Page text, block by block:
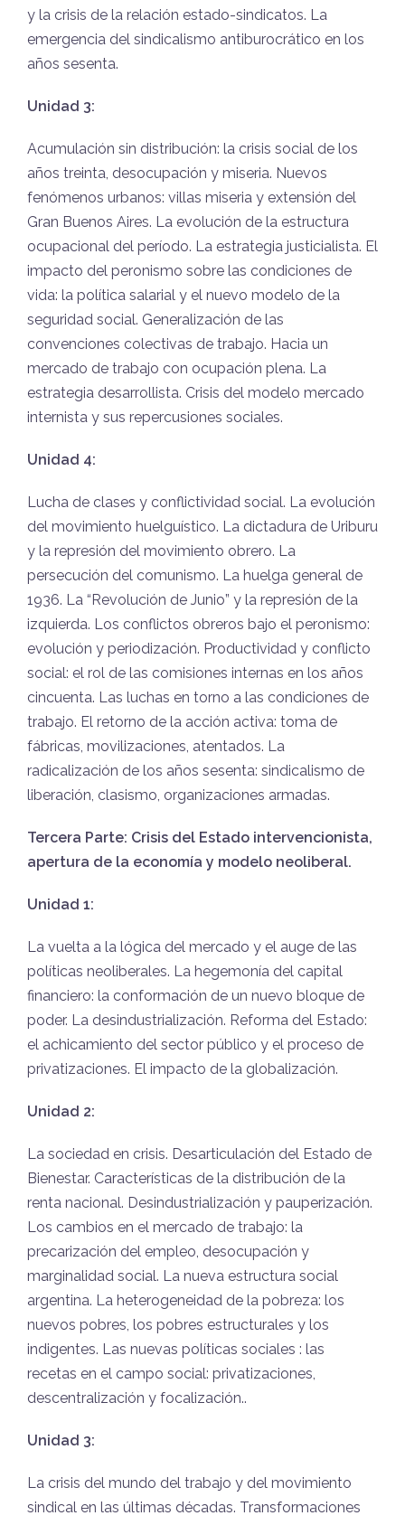
y la crisis de la relación estado-sindicatos. La
emergencia del sindicalismo antiburocrático en los
años sesenta.
Unidad 3:
Acumulación sin distribución: la crisis social de los
años treinta, desocupación y miseria. Nuevos
fenómenos urbanos: villas miseria y extensión del
Gran Buenos Aires. La evolución de la estructura
ocupacional del período. La estrategia justicialista. El
impacto del peronismo sobre las condiciones de
vida: la política salarial y el nuevo modelo de la
seguridad social. Generalización de las
convenciones colectivas de trabajo. Hacia un
mercado de trabajo con ocupación plena. La
estrategia desarrollista. Crisis del modelo mercado
internista y sus repercusiones sociales.
Unidad 4:
Lucha de clases y conflictividad social. La evolución
del movimiento huelguístico. La dictadura de Uriburu
y la represión del movimiento obrero. La
persecución del comunismo. La huelga general de
1936. La “Revolución de Junio” y la represión de la
izquierda. Los conflictos obreros bajo el peronismo:
evolución y periodización. Productividad y conflicto
social: el rol de las comisiones internas en los años
cincuenta. Las luchas en torno a las condiciones de
trabajo. El retorno de la acción activa: toma de
fábricas, movilizaciones, atentados. La
radicalización de los años sesenta: sindicalismo de
liberación, clasismo, organizaciones armadas.
Tercera Parte: Crisis del Estado intervencionista,
apertura de la economía y modelo neoliberal.
Unidad 1:
La vuelta a la lógica del mercado y el auge de las
políticas neoliberales. La hegemonía del capital
financiero: la conformación de un nuevo bloque de
poder. La desindustrialización. Reforma del Estado:
el achicamiento del sector público y el proceso de
privatizaciones. El impacto de la globalización.
Unidad 2:
La sociedad en crisis. Desarticulación del Estado de
Bienestar. Características de la distribución de la
renta nacional. Desindustrialización y pauperización.
Los cambios en el mercado de trabajo: la
precarización del empleo, desocupación y
marginalidad social. La nueva estructura social
argentina. La heterogeneidad de la pobreza: los
nuevos pobres, los pobres estructurales y los
indigentes. Las nuevas políticas sociales : las
recetas en el campo social: privatizaciones,
descentralización y focalización..
Unidad 3:
La crisis del mundo del trabajo y del movimiento
sindical en las últimas décadas. Transformaciones